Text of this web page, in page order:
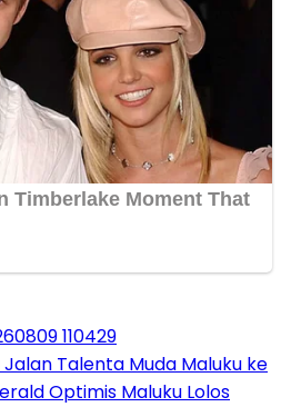
Talenta Muda Maluku ke
Optimis Maluku Lolos